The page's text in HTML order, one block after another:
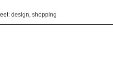
design shopping